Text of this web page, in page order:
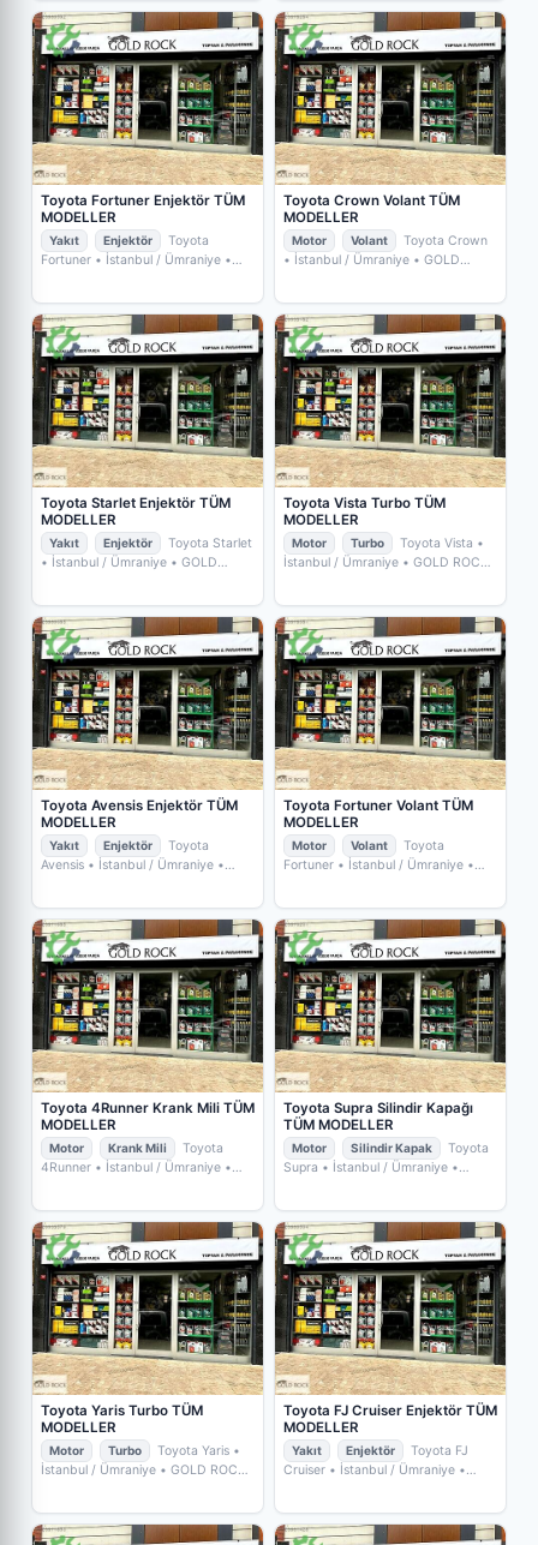
Toyota Fortuner Enjektör TÜM
MODELLER
Yakıt Enjektör
Toyota
Fortuner • İstanbul / Ümraniye •
Toyota Crown Volant TÜM
MODELLER
Motor Volant
Toyota Crown
• İstanbul / Ümraniye • GOLD
Toyota Starlet Enjektör TÜM
MODELLER
Yakıt Enjektör
Toyota Starlet
• İstanbul / Ümraniye • GOLD
Toyota Vista Turbo TÜM
MODELLER
Motor Turbo Toyota Vista •
İstanbul / Ümraniye • GOLD ROCK
Toyota Avensis Enjektör TÜM
MODELLER
Yakıt Enjektör
Toyota
Avensis • İstanbul / Ümraniye •
Toyota Fortuner Volant TÜM
MODELLER
Motor Volant
Toyota
Fortuner • İstanbul / Ümraniye •
Toyota 4Runner Krank Mili TÜM
MODELLER
Motor Krank Mili
Toyota
4Runner • İstanbul / Ümraniye •
Toyota Supra Silindir Kapağı
TÜM MODELLER
Motor Silindir Kapak
Toyota
Supra • İstanbul / Ümraniye •
Toyota Yaris Turbo TÜM
MODELLER
Motor Turbo Toyota Yaris •
İstanbul / Ümraniye • GOLD ROCK
Toyota FJ Cruiser Enjektör TÜM
MODELLER
Yakıt Enjektör
Toyota FJ
Cruiser • İstanbul / Ümraniye •